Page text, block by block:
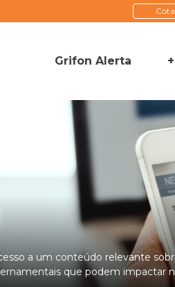
Grifon Alerta
a um conteúdo relevante
que podem impactar